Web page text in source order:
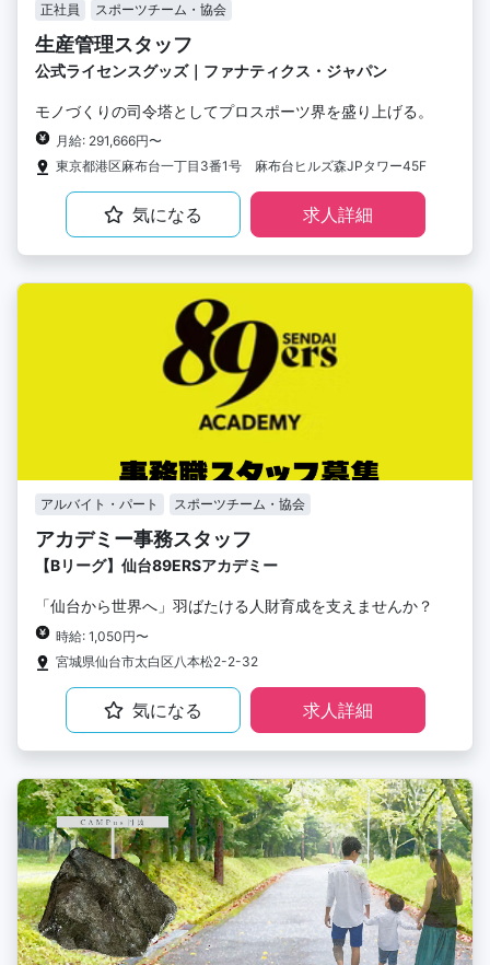
正社員 スポーツチーム・協会
生産管理スタッフ
公式ライセンスグッズ｜ファナティクス・ジャパン
モノづくりの司令塔としてプロスポーツ界を盛り上げる。
月給: 291,666円〜
東京都港区麻布台一丁目3番1号 麻布台ヒルズ森JPタワー45F
気になる 求人詳細
アルバイト・パート スポーツチーム・協会
アカデミー事務スタッフ
【Bリーグ】仙台89ERSアカデミー
「仙台から世界へ」羽ばたける人財育成を支えませんか？
時給: 1,050円〜
宮城県仙台市太白区八本松2-2-32
気になる 求人詳細